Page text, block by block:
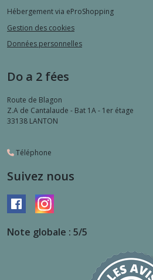
Hébergement via eProShopping
Gestion des cookies
Données personnelles
Do a 2 fées
Route de Blagon
Z.A de Cantalaude - Bat 1A - 1er étage
33138 LANTON
Téléphone
Suivez nous
Note globale : 5/5